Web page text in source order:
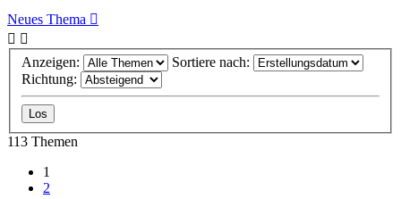
Neues Thema
Anzeigen:
Sortiere nach:
Richtung:
113 Themen
1
2